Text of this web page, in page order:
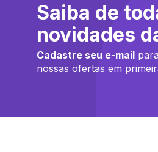
Saiba de
novidades
Cadastre seu e-mail
nossas ofertas em